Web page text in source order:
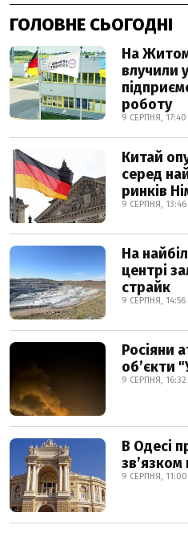
ГОЛОВНЕ СЬОГОДНІ
На
влучили
роботу
9 СЕРПНЯ, 17:40
Китай
серед
ринків
9 СЕРПНЯ, 13:46
На
центрі
страйк
9 СЕРПНЯ, 14:56
Росіяни
обʼєкти
9 СЕРПНЯ, 16:32
В Одесі
звʼязком
9 СЕРПНЯ, 11:00